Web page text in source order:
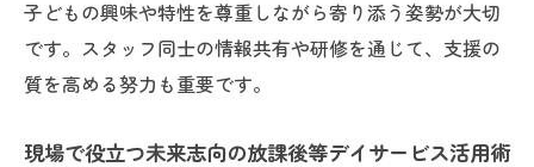
子どもの興味や特性を尊重しながら寄り添う姿勢が大切
です。スタッフ同士の情報共有や研修を通じて、支援の
質を高める努力も重要です。
現場で役立つ未来志向の放課後等デイサービス活用術